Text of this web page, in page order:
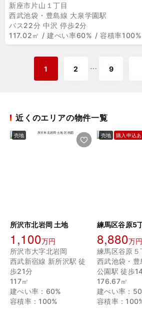
新座市片山１丁目
西武池袋・豊島線 大泉学園駅
バス22分 中沢 停歩2分
117.02㎡ / 建ぺい率60% / 容積率100%
1 2 ⋯ 9
近くのエリアの物件一覧
売地
所沢市北岩岡 土地
1,100万円
所沢市大字北岩岡
西武新宿線 新所沢駅 徒
歩21分
117㎡
建ぺい率：60%
容積率：100%
売地 購入申込あ
練馬区谷原5
8,880万円
練馬区谷原５
西武池袋・豊
公園駅 徒歩
176.67㎡
建ぺい率：
容積率：